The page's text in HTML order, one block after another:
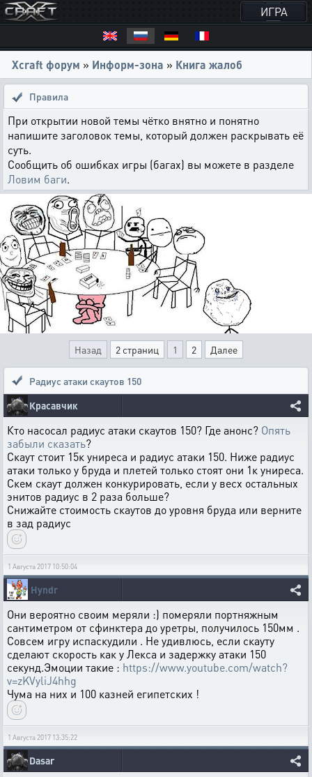
ИГРА
Xcraft форум » Информ-зона » Книга жалоб
Правила
При открытии новой темы чётко внятно и понятно
напишите заголовок темы, который должен раскрывать её
суть.
Сообщить об ошибках игры (багах) вы можете в разделе
Ловим баги.
Назад 2 страниц 1 2 Далее
Радиус атаки скаутов 150
Красавчик
Кто насосал радиус атаки скаутов 150? Где анонс? Опять
забыли сказать?
Скаут стоит 15к униреса и радиус атаки 150. Ниже радиус
атаки только у бруда и плетей только стоят они 1к униреса.
Скем скаут должен конкурировать, если у весх остальных
энитов радиус в 2 раза больше?
Снижайте стоимость скаутов до уровня бруда или верните
в зад радиус
1 Августа 2017 10:50:04
Hyndr
Они вероятно своим меряли :) померяли портняжным
сантиметром от сфинктера до уретры, получилось 150мм .
Совсем игру испаскудили . Не удивлюсь, если скауту
сделают скорость как у Лекса и задержку атаки 150
секунд.Эмоции такие : https://www.youtube.com/watch?
v=zKVyliJ4hhg
Чума на них и 100 казней египетских !
1 Августа 2017 13:35:22
Dasar